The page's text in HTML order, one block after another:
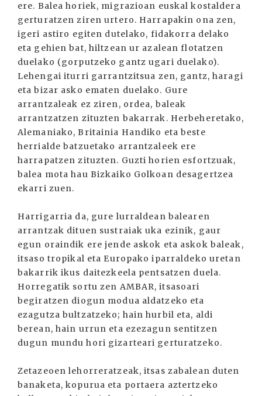
ere. Balea horiek, migrazioan euskal kostaldera
gerturatzen ziren urtero. Harrapakin ona zen,
igeri astiro egiten dutelako, fidakorra delako
eta gehien bat, hiltzean ur azalean flotatzen
duelako (gorputzeko gantz ugari duelako).
Lehengai iturri garrantzitsua zen, gantz, haragi
eta bizar asko ematen duelako. Gure
arrantzaleak ez ziren, ordea, baleak
arrantzatzen zituzten bakarrak. Herbeheretako,
Alemaniako, Britainia Handiko eta beste
herrialde batzuetako arrantzaleek ere
harrapatzen zituzten. Guzti horien esfortzuak,
balea mota hau Bizkaiko Golkoan desagertzea
ekarri zuen.
Harrigarria da, gure lurraldean balearen
arrantzak dituen sustraiak uka ezinik, gaur
egun oraindik ere jende askok eta askok baleak,
itsaso tropikal eta Europako iparraldeko uretan
bakarrik ikus daitezkeela pentsatzen duela.
Horregatik sortu zen AMBAR, itsasoari
begiratzen diogun modua aldatzeko eta
ezagutza bultzatzeko; hain hurbil eta, aldi
berean, hain urrun eta ezezagun sentitzen
dugun mundu hori gizarteari gerturatzeko.
Zetazeoen lehorreratzeak, itsas zabalean duten
banaketa, kopurua eta portaera aztertzeko